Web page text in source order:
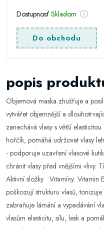
Dostupnosť Skladom
Do obchodu
popis
Objemová maska zhušťuje a
vytvářet objemnější a
zanechává vlasy s větší
hořčík, pomáhá udržovat vlasy
- podporuje uzavření vlasové
chránit vlasy před vnějšími vlivy.
Aktivní složky Vitamíny: Vitamin
poškozují strukturu vlasů,
zabraňuje lámání a vypadávání
vlasům elasticitu, sílu, lesk a